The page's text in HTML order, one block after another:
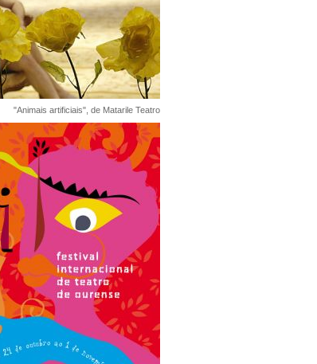
"Animais artificiais", de Matarile Teatro